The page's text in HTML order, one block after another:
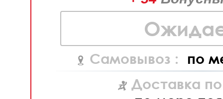
Самовывоз : по
Доставка